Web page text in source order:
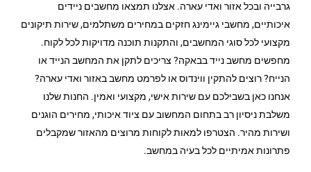
בלוטות
כניסת
USB3
1xUSB 2.0, 1xUSB 3.2 Gen 1, 1xUSB-C 3.2 Gen
1
חריצי זכרון פנויים
משקל בק"ג
גרבייה ובכל אזור ואדי עארה. אצלנו תמצאו מחשבים ניידים
איכותיים, מחשבי גיימינג חזקים במחירים משתלמים, שירות תיקונים
מקצועי לכל סוגי המחשבים, והתקנות תוכנה מדויקות לכל לקוח.
מחפשים מחשב נייד בבאקה? צריכים לתקן את המחשב הנייד או
הנייח? רוצים להתקין ווינדוס או לפרמט מחשב באזור ואדי עארה?
אנחנו כאן בשבילכם עם שירות אישי, מקצועי ואמין. החנות שלנו
משלבת ניסיון רב בתחום המחשוב עם ציוד איכותי, מחירים הוגנים
ושירות מהיר. הצטרפו למאות לקוחות מרוצים מהאזור שמקבלים
פתרונות אמיתיים לכל בעיה במחשב.